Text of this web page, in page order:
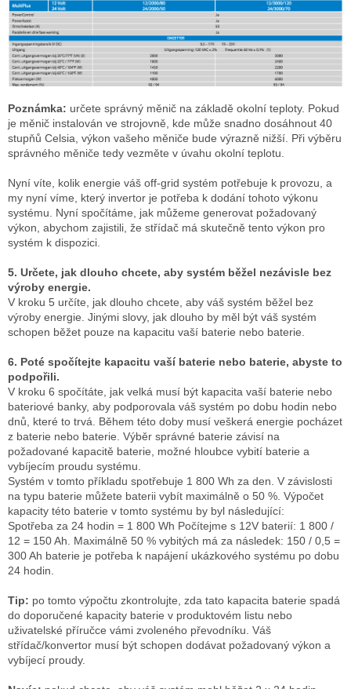
Poznámka: určete správný měnič na základě okolní teploty. Pokud
je měnič instalován ve strojovně, kde může snadno dosáhnout 40
stupňů Celsia, výkon vašeho měniče bude výrazně nižší. Při výběru
správného měniče tedy vezměte v úvahu okolní teplotu.
Nyní víte, kolik energie váš off-grid systém potřebuje k provozu, a
my nyní víme, který invertor je potřeba k dodání tohoto výkonu
systému. Nyní spočítáme, jak můžeme generovat požadovaný
výkon, abychom zajistili, že střídač má skutečně tento výkon pro
systém k dispozici.
5. Určete, jak dlouho chcete, aby systém běžel nezávisle bez
výroby energie.
V kroku 5 určíte, jak dlouho chcete, aby váš systém běžel bez
výroby energie. Jinými slovy, jak dlouho by měl být váš systém
schopen běžet pouze na kapacitu vaší baterie nebo baterie.
6. Poté spočítejte kapacitu vaší baterie nebo baterie, abyste to
podpořili.
V kroku 6 spočítáte, jak velká musí být kapacita vaší baterie nebo
bateriové banky, aby podporovala váš systém po dobu hodin nebo
dnů, které to trvá. Během této doby musí veškerá energie pocházet
z baterie nebo baterie. Výběr správné baterie závisí na
požadované kapacitě baterie, možné hloubce vybití baterie a
vybíjecím proudu systému.
Systém v tomto příkladu spotřebuje 1 800 Wh za den. V závislosti
na typu baterie můžete baterii vybít maximálně o 50 %. Výpočet
kapacity této baterie v tomto systému by byl následující:
Spotřeba za 24 hodin = 1 800 Wh Počítejme s 12V baterií: 1 800 /
12 = 150 Ah. Maximálně 50 % vybitých má za následek: 150 / 0,5 =
300 Ah baterie je potřeba k napájení ukázkového systému po dobu
24 hodin.
Tip: po tomto výpočtu zkontrolujte, zda tato kapacita baterie spadá
do doporučené kapacity baterie v produktovém listu nebo
uživatelské příručce vámi zvoleného převodníku. Váš
střídač/konvertor musí být schopen dodávat požadovaný výkon a
vybíjecí proudy.